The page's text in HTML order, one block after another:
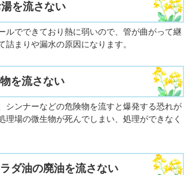
を流さない
ルでできており熱に弱いので、管が曲がって継
詰まりや漏水の原因になります。
を流さない
シンナーなどの危険物を流すと爆発する恐れが
理場の微生物が死んでしまい、処理ができなく
ダ油の廃油を流さない